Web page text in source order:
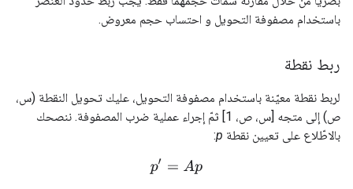
باستخدام مصفوفة التحويل و احتساب حجم معروض.
ربط نقطة
لربط نقطة معيّنة باستخدام مصفوفة التحويل، عليك تحويل النقطة (س،
ص) إلى متجه [س، ص، 1] ثمّ إجراء عملية ضرب المصفوفة. ننصحك
بالاطّلاع على تعيين نقطة p
:
p ′=Ap